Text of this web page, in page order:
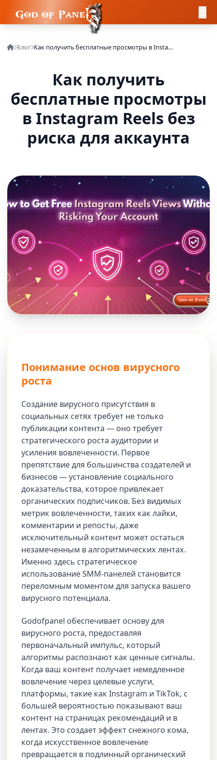
Блог Как получить бесплатные просмотры в Instagram Reels без риска для аккаунта
Как получить
бесплатные просмотры
в Instagram Reels без
риска для аккаунта
Понимание основ вирусного
роста
Создание вирусного присутствия в
социальных сетях требует не только
публикации контента — оно требует
стратегического роста аудитории и
усиления вовлеченности. Первое
препятствие для большинства создателей и
бизнесов — установление социального
доказательства, которое привлекает
органических подписчиков. Без видимых
метрик вовлеченности, таких как лайки,
комментарии и репосты, даже
исключительный контент может остаться
незамеченным в алгоритмических лентах.
Именно здесь стратегическое
использование SMM-панелей становится
переломным моментом для запуска вашего
вирусного потенциала.
Godofpanel обеспечивает основу для
вирусного роста, предоставляя
первоначальный импульс, который
алгоритмы распознают как ценные сигналы.
Когда ваш контент получает немедленное
вовлечение через целевые услуги,
платформы, такие как Instagram и TikTok, с
большей вероятностью показывают ваш
контент на страницах рекомендаций и в
лентах. Это создает эффект снежного кома,
когда искусственное вовлечение
превращается в подлинный органический